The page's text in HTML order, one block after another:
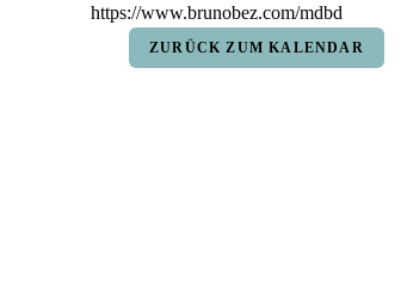
https://www.brunobez.com/mdbd
ZURÜCK ZUM KALENDAR